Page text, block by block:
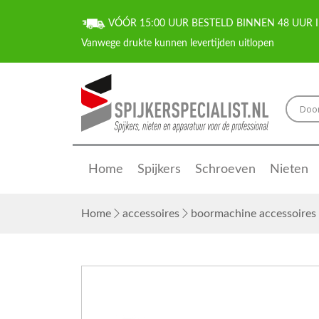
VÓÓR 15:00 UUR BESTELD BINNEN 48 UUR
Home Spijkers Schroeven Nieten
Home accessoires boormachine accessoires